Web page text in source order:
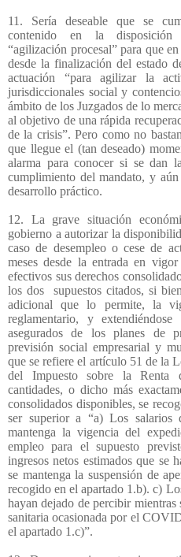
11. Sería deseable que se
contenido en la disposición
“agilización procesal” para que
desde la finalización del estado
actuación “para agilizar la
jurisdiccionales social y
ámbito de los Juzgados de lo
al objetivo de una rápida
de la crisis”. Pero como no
que llegue el (tan deseado)
alarma para conocer si se dan
cumplimiento del mandato, y
desarrollo práctico.
12. La grave situación
gobierno a autorizar la
caso de desempleo o cese de
meses desde la entrada en
efectivos sus derechos
los dos
supuestos citados, si
adicional que lo permite, la
reglamentario, y
asegurados de los planes de
previsión social empresarial y
que se refiere el artículo 51 de la
del Impuesto sobre la Renta
cantidades, o dicho más
consolidados disponibles, se
ser superior a “a) Los salarios
mantenga la vigencia del
empleo para el supuesto
ingresos netos estimados que se
se mantenga la suspensión de
recogido en el apartado 1.b). c)
hayan dejado de percibir
sanitaria ocasionada por el
el apartado 1.c)”.